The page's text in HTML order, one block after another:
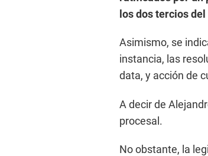
los dos tercios
Asimismo, se
instancia, las
data, y acción de
A decir de
procesal.
No obstante, la